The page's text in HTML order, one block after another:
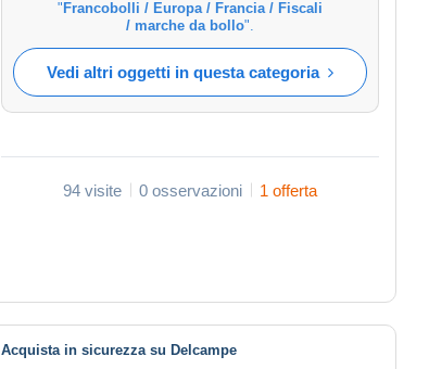
" Francobolli / Europa / Francia / Fiscali
/ marche da bollo".
Vedi altri oggetti in questa categoria
94 visite 0 osservazioni 1 offerta
Acquista in sicurezza su Delcampe